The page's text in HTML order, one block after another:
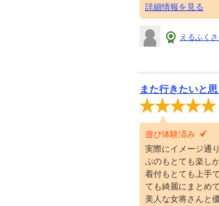
詳細情報を見る
えるふく
また行きたいと思
遊び体験済み
実際にイメージ通
ぶのもとても楽し
着付もとても上手
ても綺麗にまとめ
美人な女将さんと